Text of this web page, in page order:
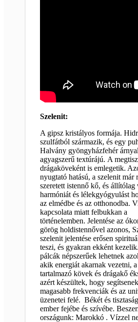
Szelenit:
A gipsz kristályos formája.
szulfátból származik, és egy
Halvány gyöngyházfehér
agyagszerű textúrájú. A
drágaköveként is emlegetik.
nyugtató hatású, a szelenit már
szeretett istennő kő, és állítólag
harmóniát és lélekgyógyulást
az elmédbe és az otthonodba.
kapcsolata miatt felbukkan a
történelemben. Jelentése az
görög holdistennővel azonos,
szelenit jelentése erősen
teszi, és gyakran ekként
pálcák népszerűek lehetnek
akik energiát akarnak vezetni,
tartalmazó kövek és drágakő
azért készültek, hogy
magasabb frekvenciák és az
üzenetei felé. Békét és
ember fejébe és szívébe.
országunk: Marokkó . Vízzel